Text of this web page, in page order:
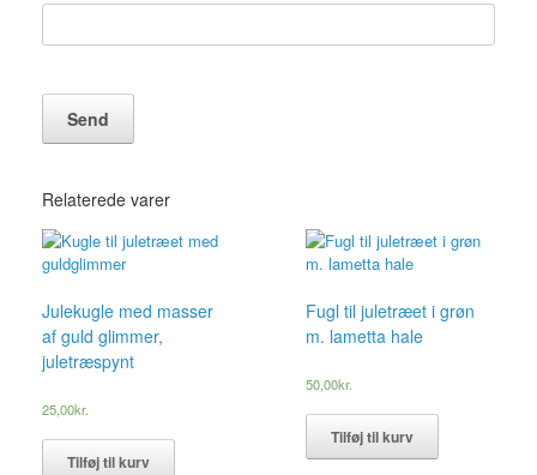
Relaterede varer
Julekugle med masser
af guld glimmer,
juletræspynt
25,00kr.
Tilføj til kurv
Fugl til juletræet i grøn
m. lametta hale
50,00kr.
Tilføj til kurv